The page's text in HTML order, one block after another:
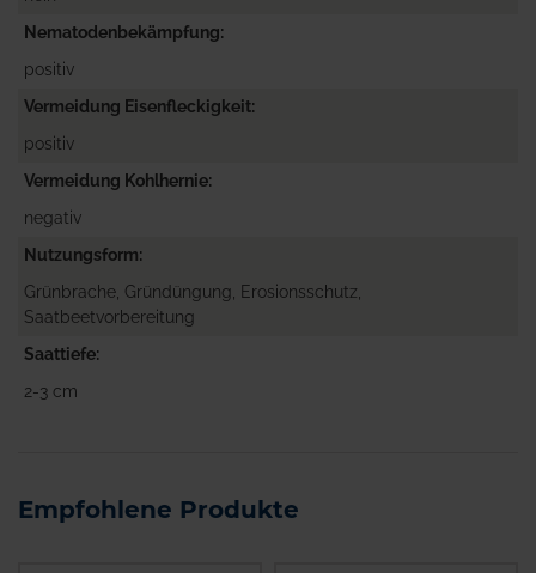
Nematodenbekämpfung
positiv
Vermeidung Eisenfleckigkeit
positiv
Vermeidung Kohlhernie
negativ
Nutzungsform
Grünbrache, Gründüngung, Erosionsschutz,
Saatbeetvorbereitung
Saattiefe
2-3 cm
Empfohlene Produkte